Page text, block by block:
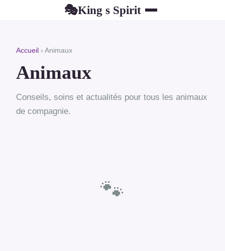
🎭King s Spirit
Accueil › Animaux
Animaux
Conseils, soins et actualités pour tous les animaux
de compagnie.
🐾